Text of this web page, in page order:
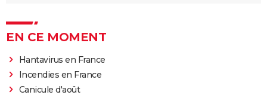
EN CE MOMENT
Hantavirus en France
Incendies en France
Canicule d'août